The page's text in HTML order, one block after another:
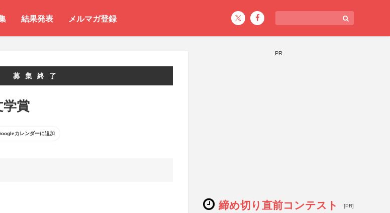
結果発表 メルマガ登録
募集終了
学賞
カレンダーに追加
PR
締め切り直前コンテスト [PR]